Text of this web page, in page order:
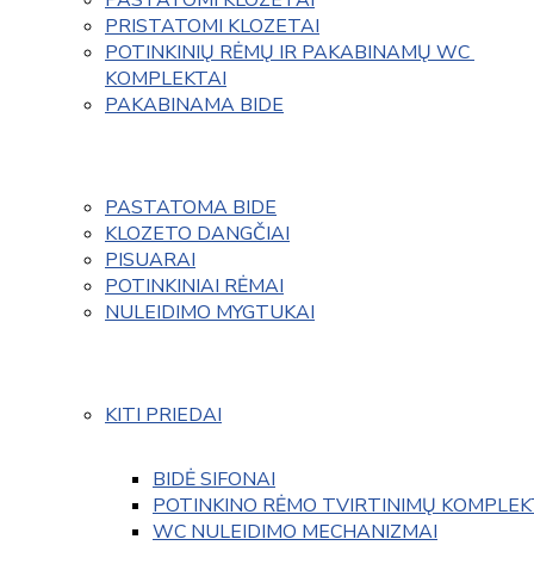
PRISTATOMI KLOZETAI
POTINKINIŲ RĖMŲ IR PAKABINAMŲ WC
KOMPLEKTAI
PAKABINAMA BIDE
PASTATOMA BIDE
KLOZETO DANGČIAI
PISUARAI
POTINKINIAI RĖMAI
NULEIDIMO MYGTUKAI
KITI PRIEDAI
BIDĖ SIFONAI
POTINKINO RĖMO TVIRTINIMŲ
WC NULEIDIMO MECHANIZMAI